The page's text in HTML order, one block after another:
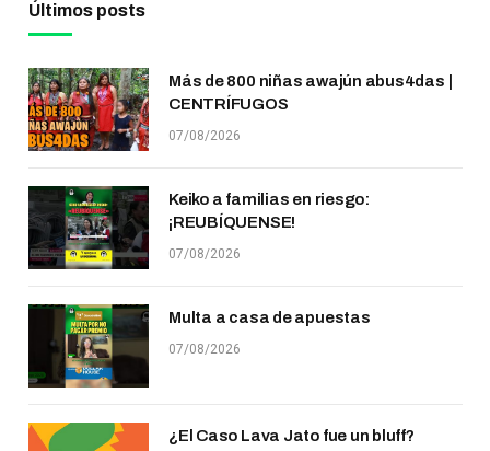
Últimos posts
Más de 800 niñas awajún abus4das |
CENTRÍFUGOS
07/08/2026
Keiko a familias en riesgo:
¡REUBÍQUENSE!
07/08/2026
Multa a casa de apuestas
07/08/2026
¿El Caso Lava Jato fue un bluff?